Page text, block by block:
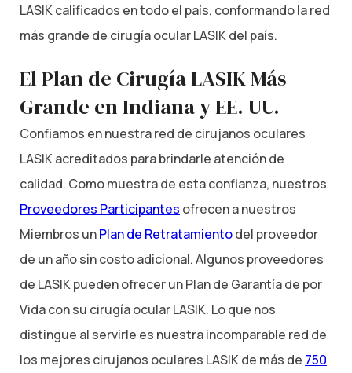
LASIK calificados en todo el país, conformando la red
más grande de cirugía ocular LASIK del país.
El Plan de Cirugía LASIK Más
Grande en Indiana y EE. UU.
Confiamos en nuestra red de cirujanos oculares
LASIK acreditados para brindarle atención de
calidad. Como muestra de esta confianza, nuestros
Proveedores Participantes ofrecen a nuestros
Miembros unPlan de Retratamientodel proveedor
de un año sin costo adicional. Algunos proveedores
de LASIK pueden ofrecer un Plan de Garantía de por
Vida con su cirugía ocular LASIK. Lo que nos
distingue al servirle es nuestra incomparable red de
los mejores cirujanos oculares LASIK de más de 750